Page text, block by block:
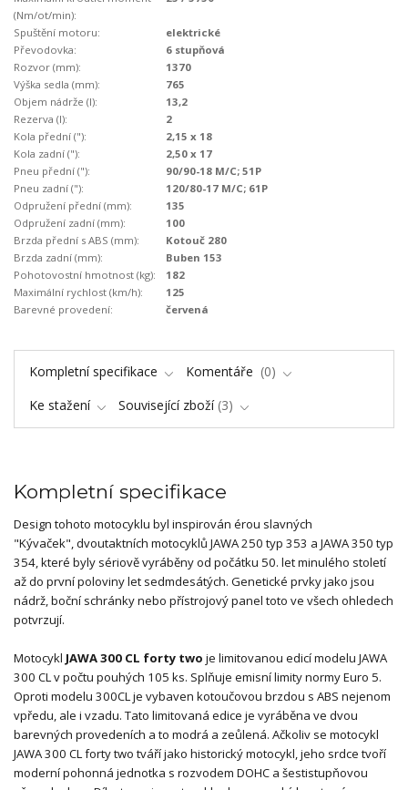
(Nm/ot/min):
Spuštění motoru:
elektrické
Převodovka:
6 stupňová
Rozvor (mm):
1370
Výška sedla (mm):
765
Objem nádrže (l):
13,2
Rezerva (l):
2
Kola přední ("):
2,15 x 18
Kola zadní ("):
2,50 x 17
Pneu přední ("):
90/90-18 M/C; 51P
Pneu zadní ("):
120/80-17 M/C; 61P
Odpružení přední (mm):
135
Odpružení zadní (mm):
100
Brzda přední s ABS (mm):
Kotouč 280
Brzda zadní (mm):
Buben 153
Pohotovostní hmotnost (kg):
182
Maximální rychlost (km/h):
125
Barevné provedení:
červená
Kompletní specifikace Komentáře
0
Ke stažení
Související zboží 3
Kompletní specifikace
Design tohoto motocyklu byl inspirován érou slavných
"Kývaček", dvoutaktních motocyklů JAWA 250 typ 353 a JAWA 350 typ
354, které byly sériově vyráběny od počátku 50. let minulého století
až do první poloviny let sedmdesátých. Genetické prvky jako jsou
nádrž, boční schránky nebo přístrojový panel toto ve všech ohledech
potvrzují.
Motocykl JAWA 300 CL forty two je limitovanou edicí modelu JAWA
300 CL v počtu pouhých 105 ks. Splňuje emisní limity normy Euro 5.
Oproti modelu 300CL je vybaven kotoučovou brzdou s ABS nejenom
vpředu, ale i vzadu. Tato limitovaná edice je vyráběna ve dvou
barevných provedeních a to modrá a zeůlená. Ačkoliv se motocykl
JAWA 300 CL forty two tváří jako historický motocykl, jeho srdce tvoří
moderní pohonná jednotka s rozvodem DOHC a šestistupňovou